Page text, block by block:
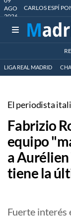
AGO
2026
CARLOS ESPÍ
LIGA REAL MADRID
El periodista
Fabrizio
equipo
a
tiene la
Fuerte interés